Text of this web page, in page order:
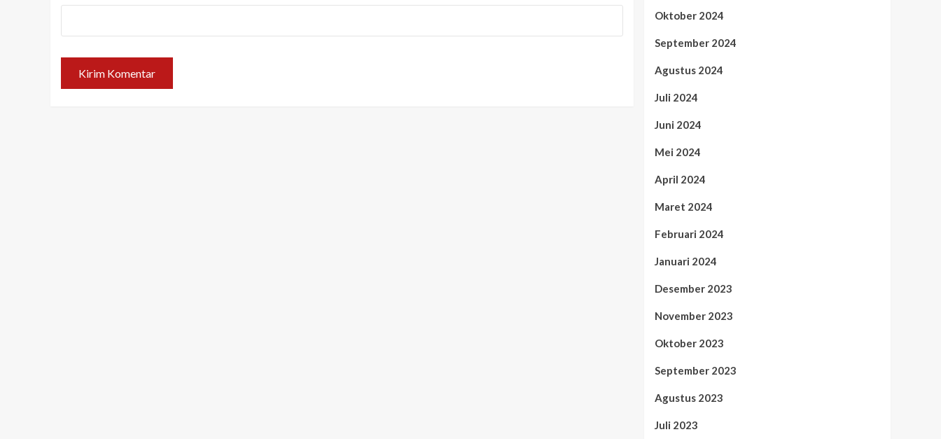
Oktober 2024
September 2024
Agustus 2024
Juli 2024
Juni 2024
Mei 2024
April 2024
Maret 2024
Februari 2024
Januari 2024
Desember 2023
November 2023
Oktober 2023
September 2023
Agustus 2023
Juli 2023